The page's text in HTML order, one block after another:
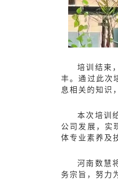
培训结束
丰。通过此次
息相关的知识
本次培训
公司发展，实
体专业素养及
河南数慧
务宗旨，努力